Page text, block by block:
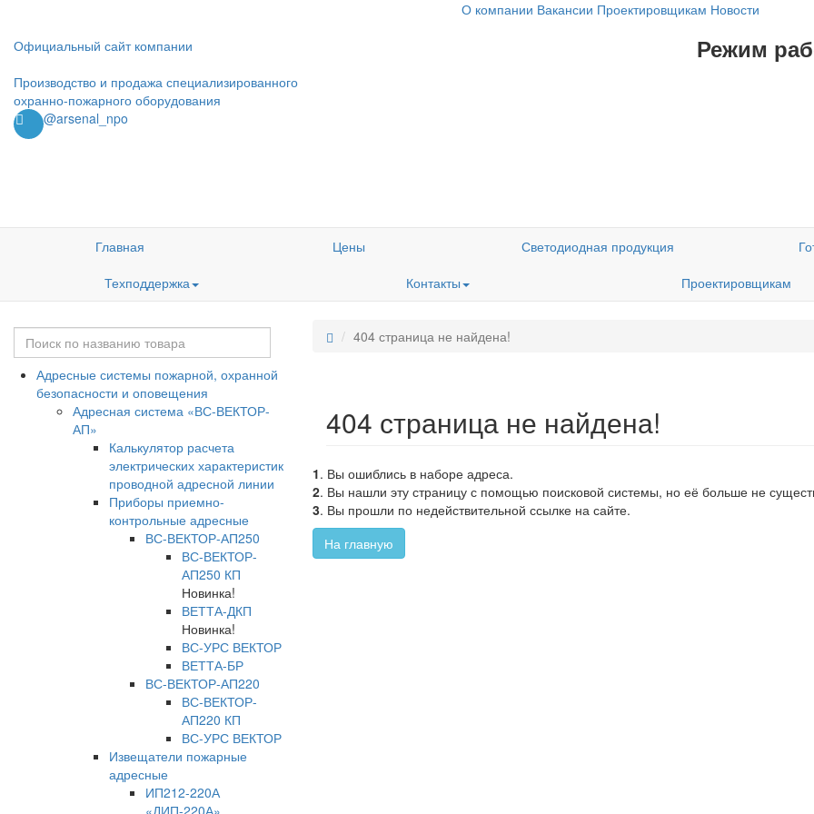
О компании Вакансии Проектировщикам Новости
Официальный сайт компании
Производство и продажа специализированного
охранно-пожарного оборудования
@arsenal_npo
Режим
Главная Цены Светодиодная продукция
Техподдержка
Контакты Проектировщикам
Адресные системы пожарной, охранной
безопасности и оповещения
Адресная система «ВС-ВЕКТОР-
АП»
Калькулятор расчета
электрических характеристик
проводной адресной линии
Приборы приемно-
контрольные адресные
ВС-ВЕКТОР-АП250
ВС-ВЕКТОР-
АП250 КП
Новинка!
ВЕТТА-ДКП
Новинка!
ВС-УРС ВЕКТОР
ВЕТТА-БР
ВС-ВЕКТОР-АП220
ВС-ВЕКТОР-
АП220 КП
ВС-УРС ВЕКТОР
Извещатели пожарные
адресные
ИП212-220А
404 страница не найдена!
404 страница не найдена!
1. Вы ошиблись в наборе адреса.
2. Вы нашли эту страницу с помощью поисковой системы, но её больше не
3. Вы прошли по недействительной ссылке на сайте.
На главную